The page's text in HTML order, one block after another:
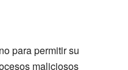
para permitir su
maliciosos